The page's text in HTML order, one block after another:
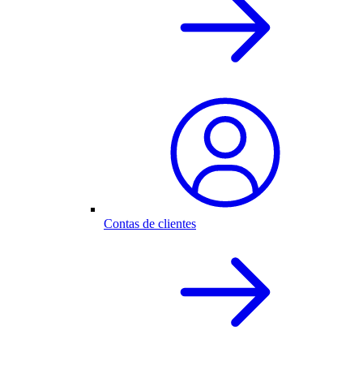
Contas de clientes